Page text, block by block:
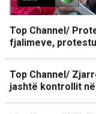
Top Channel/
fjalimeve,
Top Channel/
jashtë kontrollit